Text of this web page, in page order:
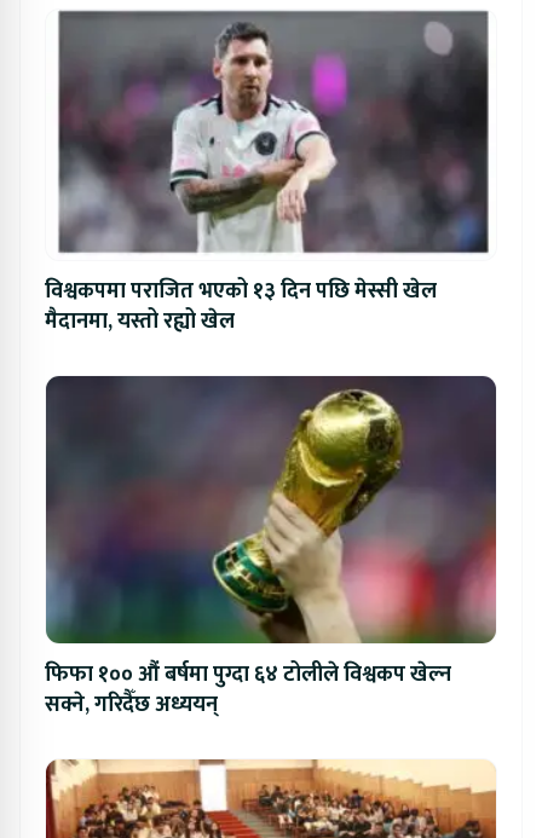
विश्वकपमा पराजित भएको १३ दिन पछि मेस्सी खेल
मैदानमा, यस्तो रह्यो खेल
फिफा १०० औं बर्षमा पुग्दा ६४ टोलीले विश्वकप खेल्न
सक्ने, गरिदैँछ अध्ययन्